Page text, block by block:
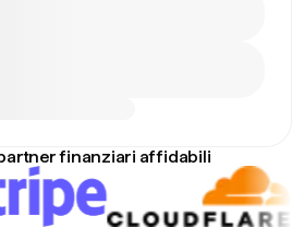
finanziari affidabili